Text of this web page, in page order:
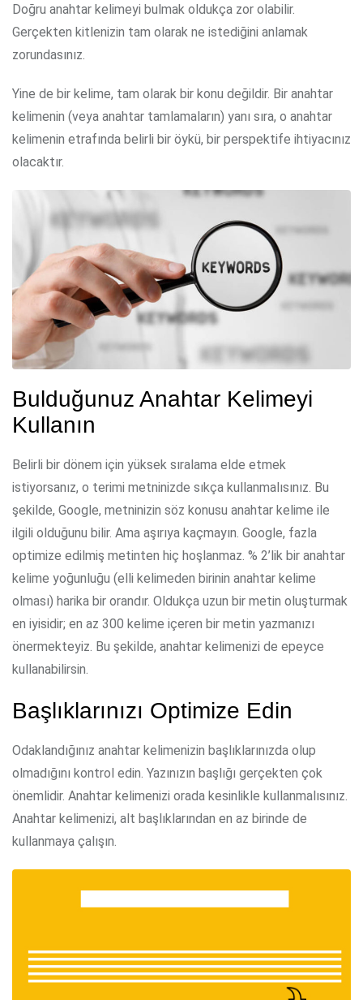
Doğru anahtar kelimeyi bulmak oldukça zor olabilir.
Gerçekten kitlenizin tam olarak ne istediğini anlamak
zorundasınız.
Yine de bir kelime, tam olarak bir konu değildir. Bir anahtar
kelimenin (veya anahtar tamlamaların) yanı sıra, o anahtar
kelimenin etrafında belirli bir öykü, bir perspektife ihtiyacınız
olacaktır.
Bulduğunuz Anahtar Kelimeyi
Kullanın
Belirli bir dönem için yüksek sıralama elde etmek
istiyorsanız, o terimi metninizde sıkça kullanmalısınız. Bu
şekilde, Google, metninizin söz konusu anahtar kelime ile
ilgili olduğunu bilir. Ama aşırıya kaçmayın. Google, fazla
optimize edilmiş metinten hiç hoşlanmaz. % 2’lik bir anahtar
kelime yoğunluğu (elli kelimeden birinin anahtar kelime
olması) harika bir orandır. Oldukça uzun bir metin oluşturmak
en iyisidir; en az 300 kelime içeren bir metin yazmanızı
önermekteyiz. Bu şekilde, anahtar kelimenizi de epeyce
kullanabilirsin.
Başlıklarınızı Optimize Edin
Odaklandığınız anahtar kelimenizin başlıklarınızda olup
olmadığını kontrol edin. Yazınızın başlığı gerçekten çok
önemlidir. Anahtar kelimenizi orada kesinlikle kullanmalısınız.
Anahtar kelimenizi, alt başlıklarından en az birinde de
kullanmaya çalışın.